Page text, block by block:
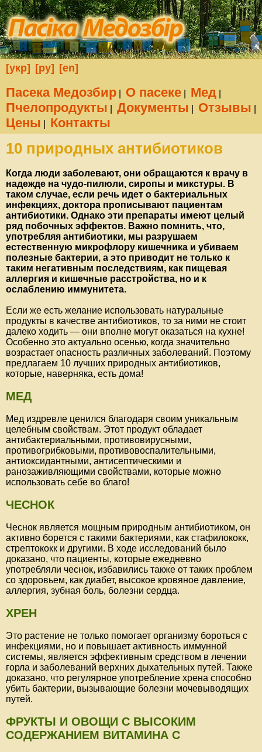
[укр] [ру] [en]
Пасека Медозбир О пасеке Мед
Пчелопродукты Документы Отзывы
Цены Контакты
10 природных антибиотиков
Когда люди заболевают, они обращаются к врачу в
надежде на чудо-пилюли, сиропы и микстуры. В
таком случае, если речь идет о бактериальных
инфекциях, доктора прописывают пациентам
антибиотики. Однако эти препараты имеют целый
ряд побочных эффектов. Важно помнить, что,
употребляя антибиотики, мы разрушаем
естественную микрофлору кишечника и убиваем
полезные бактерии, а это приводит не только к
таким негативным последствиям, как пищевая
аллергия и кишечные расстройства, но и к
ослаблению иммунитета.
Если же есть желание использовать натуральные
продукты в качестве антибиотиков, то за ними не стоит
далеко ходить — они вполне могут оказаться на кухне!
Особенно это актуально осенью, когда значительно
возрастает опасность различных заболеваний. Поэтому
предлагаем 10 лучших природных антибиотиков,
которые, наверняка, есть дома!
МЕД
Мед издревле ценился благодаря своим уникальным
целебным свойствам. Этот продукт обладает
антибактериальными, противовирусными,
противогрибковыми, противовоспалительными,
антиоксидантными, антисептическими и
ранозаживляющими свойствами, которые можно
использовать себе во благо!
ЧЕСНОК
Чеснок является мощным природным антибиотиком, он
активно борется с такими бактериями, как стафилококк,
стрептококк и другими. В ходе исследований было
доказано, что пациенты, которые ежедневно
употребляли чеснок, избавились также от таких проблем
со здоровьем, как диабет, высокое кровяное давление,
аллергия, зубная боль, болезни сердца.
ХРЕН
Это растение не только помогает организму бороться с
инфекциями, но и повышает активность иммунной
системы, является эффективным средством в лечении
горла и заболеваний верхних дыхательных путей. Также
доказано, что регулярное употребление хрена способно
убить бактерии, вызывающие болезни мочевыводящих
путей.
ФРУКТЫ И ОВОЩИ С ВЫСОКИМ
СОДЕРЖАНИЕМ ВИТАМИНА C